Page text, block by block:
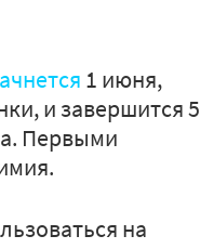
1 июня,
и завершится 5
Первыми
на